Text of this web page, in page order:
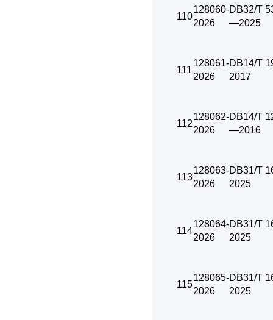
110
128060-
2026
DB32/T
—2025
111
128061-
2026
DB14/T
2017
112
128062-
2026
DB14/T
—2016
113
128063-
2026
DB31/T
2025
114
128064-
2026
DB31/T
2025
115
128065-
2026
DB31/T
2025